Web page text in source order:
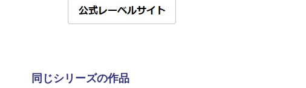
同じシリーズの作品